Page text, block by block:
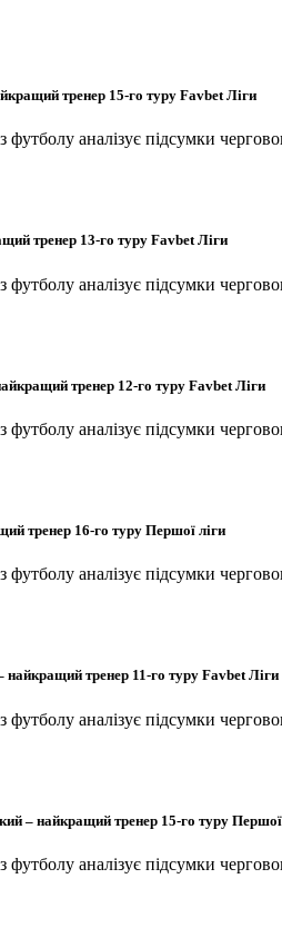
тренер 15-го туру Favbet Ліги
футболу аналізує підсумки
тренер 13-го туру Favbet Ліги
футболу аналізує підсумки
тренер 12-го туру Favbet Ліги
футболу аналізує підсумки
тренер 16-го туру Першої ліги
футболу аналізує підсумки
тренер 11-го туру Favbet Ліги
футболу аналізує підсумки
– найкращий тренер 15-го туру Першої
футболу аналізує підсумки